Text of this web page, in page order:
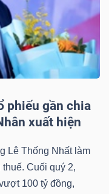
phiếu gần chia
xuất hiện
Lê Thống Nhất làm
Cuối quý 2,
100 tỷ đồng,